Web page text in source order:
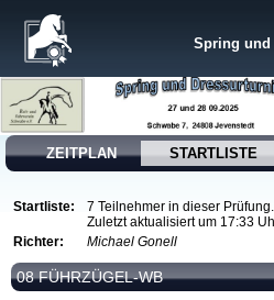
Spring und
ZEITPLAN STARTLISTE
Startliste:
7 Teilnehmer in dieser Prüfung.
Zuletzt aktualisiert um 17:33
Richter:
Michael Gonell
08 FÜHRZÜGEL-WB